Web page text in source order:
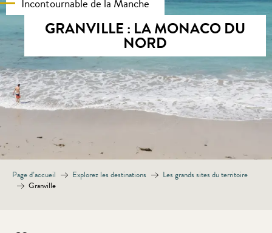
GRANVILLE : LA MONACO DU
NORD
Page d’accueil Explorez les destinations
Les grands sites du territoire
Granville